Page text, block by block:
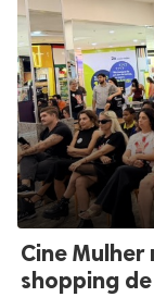
Cine Mulher
shopping